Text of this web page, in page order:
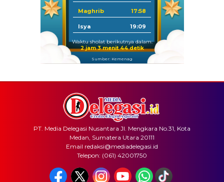
Maghrib 17:58
Isya 19:09
Waktu sholat berikutnya dalam:
2 jam 3 menit 44 detik
Sumber: Kemenag
PT. Media Delegasi Nusantara Jl. Mengkara No.31, Kota
Medan, Sumatera Utara 20111
Email redaksi@mediadelegasi.id
Telepon: (061) 42001750